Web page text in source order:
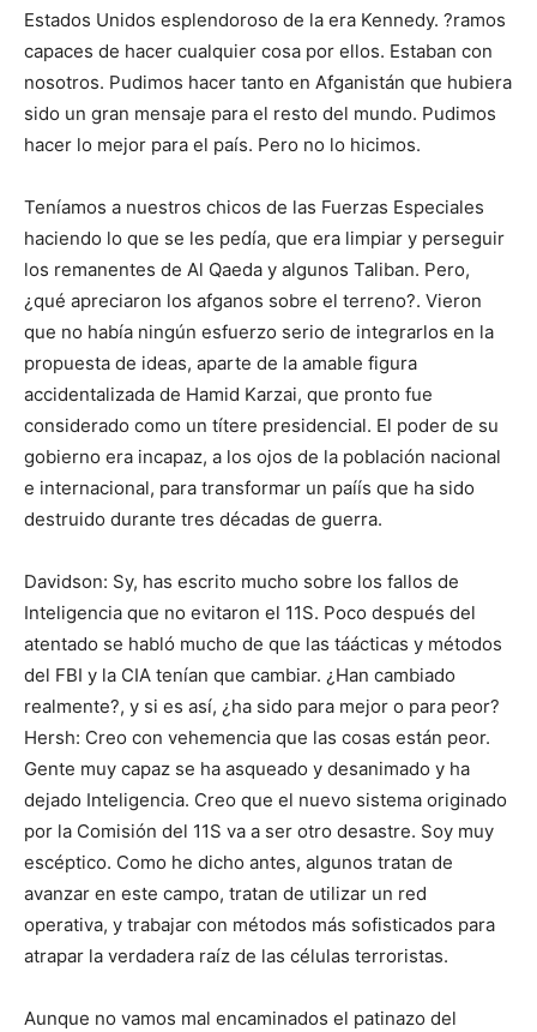
Estados Unidos esplendoroso de la era Kennedy. ?ramos
capaces de hacer cualquier cosa por ellos. Estaban con
nosotros. Pudimos hacer tanto en Afganistán que hubiera
sido un gran mensaje para el resto del mundo. Pudimos
hacer lo mejor para el país. Pero no lo hicimos.
Teníamos a nuestros chicos de las Fuerzas Especiales
haciendo lo que se les pedía, que era limpiar y perseguir
los remanentes de Al Qaeda y algunos Taliban. Pero,
¿qué apreciaron los afganos sobre el terreno?. Vieron
que no había ningún esfuerzo serio de integrarlos en la
propuesta de ideas, aparte de la amable figura
accidentalizada de Hamid Karzai, que pronto fue
considerado como un títere presidencial. El poder de su
gobierno era incapaz, a los ojos de la población nacional
e internacional, para transformar un paíís que ha sido
destruido durante tres décadas de guerra.
Davidson: Sy, has escrito mucho sobre los fallos de
Inteligencia que no evitaron el 11S. Poco después del
atentado se habló mucho de que las táácticas y métodos
del FBI y la CIA tenían que cambiar. ¿Han cambiado
realmente?, y si es así, ¿ha sido para mejor o para peor?
Hersh: Creo con vehemencia que las cosas están peor.
Gente muy capaz se ha asqueado y desanimado y ha
dejado Inteligencia. Creo que el nuevo sistema originado
por la Comisión del 11S va a ser otro desastre. Soy muy
escéptico. Como he dicho antes, algunos tratan de
avanzar en este campo, tratan de utilizar un red
operativa, y trabajar con métodos más sofisticados para
atrapar la verdadera raíz de las células terroristas.
Aunque no vamos mal encaminados el patinazo del